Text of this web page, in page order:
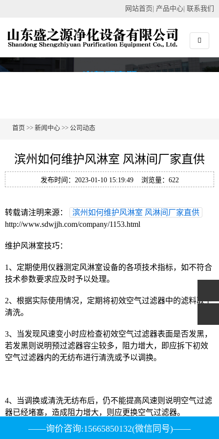
网站首页 产品中心 联系我们
首页 >> 新闻中心 >> 公司动态
滨州如何维护风淋室 风淋间厂家直供
发布时间：2023-01-10 15:19:49 浏览量：622
转载请注明来源：
滨州如何维护风淋室 风淋间厂家直供
http://www.sdwjjh.com/company/1153.html
维护风淋室技巧：
1、定期使用仪器测定风淋室设备的各项技术指标，如不符合
技术参数要求应及时予以处理。
2、根据实际使用情况，定期将初效空气过滤器中的滤料取下
清洗。
3、当发现风速变小时应检查初效空气过滤器表面是否发黑，
若发黑则说明预过滤器容尘较多，阻力增大，即应拆下初效
空气过滤器内的无纺布进行清洗或予以调换。
4、当调换或清洗无纺布后，仍不能提高风速则说明空气过滤
器已经堵塞，造成阻力增大，则应更换空气过滤器。
5、更换-过滤器时，须拆下喷球板，取出-过滤器，按照原有-
——询价咨询:15665850132(微信同号)——